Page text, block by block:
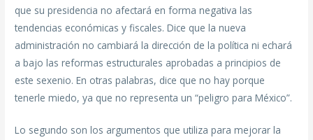
que su presidencia no afectará en forma negativa las
tendencias económicas y fiscales. Dice que la nueva
administración no cambiará la dirección de la política ni echará
a bajo las reformas estructurales aprobadas a principios de
este sexenio. En otras palabras, dice que no hay porque
tenerle miedo, ya que no representa un “peligro para México”.
Lo segundo son los argumentos que utiliza para mejorar la